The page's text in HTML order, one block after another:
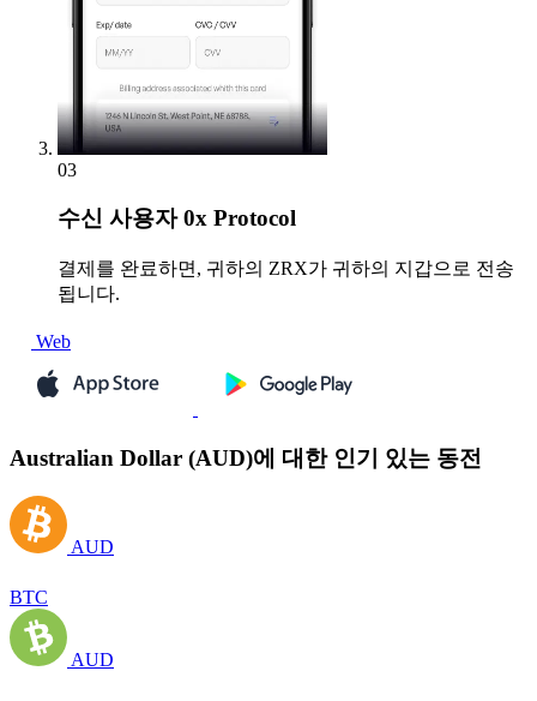
03
수신 사용자 0x Protocol
결제를 완료하면, 귀하의 ZRX가 귀하의 지갑으로 전송
됩니다.
Web
Australian Dollar (AUD)에 대한 인기 있는 동전
AUD
BTC
AUD